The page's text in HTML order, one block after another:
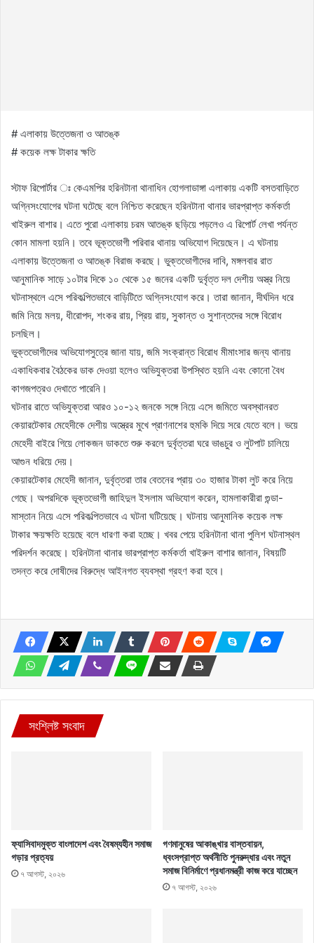
# এলাকায় উত্তেজনা ও আতঙ্ক
# কয়েক লক্ষ টাকার ক্ষতি
স্টাফ রিপোর্টার ঃ কেএমপির হরিনটানা থানাধিন হোগলাডাঙ্গা এলাকায় একটি বসতবাড়িতে
অগ্নিসংযোগের ঘটনা ঘটেছে বলে নিশ্চিত করেছেন হরিনটানা থানার ভারপ্রাপ্ত কর্মকর্তা
খাইরুল বাশার। এতে পুরো এলাকায় চরম আতঙ্ক ছড়িয়ে পড়লেও এ রিপোর্ট লেখা পর্যন্ত
কোন মামলা হয়নি। তবে ভূক্তভোগী পরিবার থানায় অভিযোগ দিয়েছেন। এ ঘটনায়
এলাকায় উত্তেজনা ও আতঙ্ক বিরাজ করছে। ভুক্তভোগীদের দাবি, মঙ্গলবার রাত
আনুমানিক সাড়ে ১০টার দিকে ১০ থেকে ১৫ জনের একটি দুর্বৃত্ত দল দেশীয় অস্ত্র নিয়ে
ঘটনাস্থলে এসে পরিকল্পিতভাবে বাড়িটিতে অগ্নিসংযোগ করে। তারা জানান, দীর্ঘদিন ধরে
জমি নিয়ে মলয়, ধীরোপদ, শংকর রায়, প্রিয় রায়, সুকান্ত ও সুশান্তদের সঙ্গে বিরোধ
চলছিল।
ভুক্তভোগীদের অভিযোগসুত্রে জানা যায়, জমি সংক্রান্ত বিরোধ মীমাংসার জন্য থানায়
একাধিকবার বৈঠকের ডাক দেওয়া হলেও অভিযুক্তরা উপস্থিত হয়নি এবং কোনো বৈধ
কাগজপত্রও দেখাতে পারেনি।
ঘটনার রাতে অভিযুক্তরা আরও ১০-১২ জনকে সঙ্গে নিয়ে এসে জমিতে অবস্থানরত
কেয়ারটেকার মেহেদীকে দেশীয় অস্ত্রের মুখে প্রাণনাশের হুমকি দিয়ে সরে যেতে বলে। ভয়ে
মেহেদী বাইরে গিয়ে লোকজন ডাকতে শুরু করলে দুর্বৃত্তরা ঘরে ভাঙচুর ও লুটপাট চালিয়ে
আগুন ধরিয়ে দেয়।
কেয়ারটেকার মেহেদী জানান, দুর্বৃত্তরা তার বেতনের প্রায় ৩০ হাজার টাকা লুট করে নিয়ে
গেছে। অপরদিকে ভূক্তভোগী জাহিদুল ইসলাম অভিযোগ করেন, হামলাকারীরা গুন্ডা-
মাস্তান নিয়ে এসে পরিকল্পিতভাবে এ ঘটনা ঘটিয়েছে। ঘটনায় আনুমানিক কয়েক লক্ষ
টাকার ক্ষয়ক্ষতি হয়েছে বলে ধারণা করা হচ্ছে। খবর পেয়ে হরিনটানা থানা পুলিশ ঘটনাস্থল
পরিদর্শন করেছে। হরিনটানা থানার ভারপ্রাপ্ত কর্মকর্তা খাইরুল বাশার জানান, বিষয়টি
তদন্ত করে দোষীদের বিরুদ্ধে আইনগত ব্যবস্থা গ্রহণ করা হবে।
সংশ্লিষ্ট সংবাদ
ফ্যাসিবাদমুক্ত বাংলাদেশ এবং বৈষম্যহীন সমাজ
গড়ার প্রত্যয়
৭ আগস্ট, ২০২৬
গণমানুষের আকাঙ্খার বাস্তবায়ন,
ধ্বংসপ্রাপ্ত অর্থনীতি পুনরুদ্ধার এবং নতুন
সমাজ বিনির্মাণে প্রধানমন্ত্রী কাজ করে যাচ্ছেন
৭ আগস্ট, ২০২৬